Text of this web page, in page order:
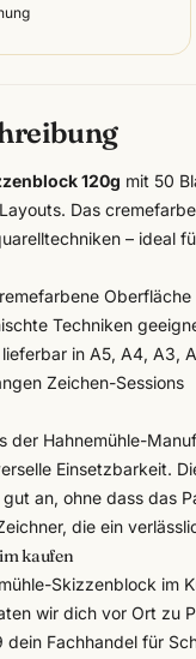
120g mit 50
Das
– ideal
Oberfläche
Techniken
in A5, A4, A3,
Zeichen-Sessions
der Hahnemühle-
Einsetzbarkeit.
an, ohne dass das
die ein
kaufen
Skizzenblock im
wir dich vor Ort zu
dein Fachhandel für